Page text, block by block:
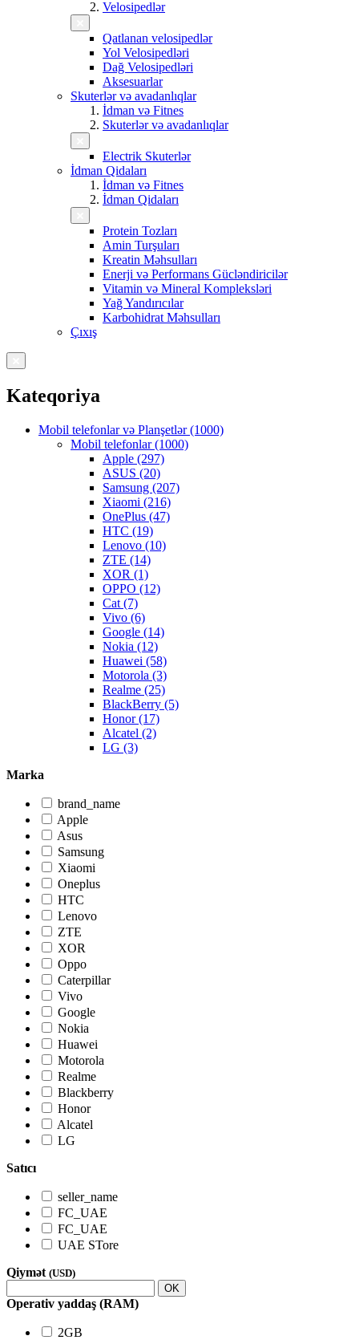
Velosipedlər
Qatlanan velosipedlər
Yol Velosipedləri
Dağ Velosipedləri
Aksesuarlar
Skuterlər və avadanlıqlar
İdman və Fitnes
Skuterlər və avadanlıqlar
Electrik Skuterlər
İdman Qidaları
İdman və Fitnes
İdman Qidaları
Protein Tozları
Amin Turşuları
Kreatin Məhsulları
Enerji və Performans Gücləndiricilər
Vitamin və Mineral Kompleksləri
Yağ Yandırıcılar
Karbohidrat Məhsulları
Çıxış
Kateqoriya
Mobil telefonlar və Planşetlər (1000)
Mobil telefonlar (1000)
Apple (297)
ASUS (20)
Samsung (207)
Xiaomi (216)
OnePlus (47)
HTC (19)
Lenovo (10)
ZTE (14)
XOR (1)
OPPO (12)
Cat (7)
Vivo (6)
Google (14)
Nokia (12)
Huawei (58)
Motorola (3)
Realme (25)
BlackBerry (5)
Honor (17)
Alcatel (2)
LG (3)
Marka
brand_name
Apple
Asus
Samsung
Xiaomi
Oneplus
HTC
Lenovo
ZTE
XOR
Oppo
Caterpillar
Vivo
Google
Nokia
Huawei
Motorola
Realme
Blackberry
Honor
Alcatel
LG
Satıcı
seller_name
FC_UAE
FC_UAE
UAE STore
Qiymət (USD)
OK
Operativ yaddaş (RAM)
2GB